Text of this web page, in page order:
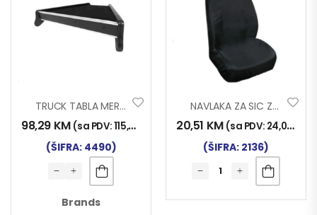
TRUCK TABLA MERCEDES ACTROS MP2 MP3 03>13
98,29 KM (sa PDV:115,00
(ŠIFRA: 4490)
Brands
NAVLAKA ZA SIC ZAŠTITNA 53255
20,51 KM (sa PDV: 24,00
(ŠIFRA: 2136)